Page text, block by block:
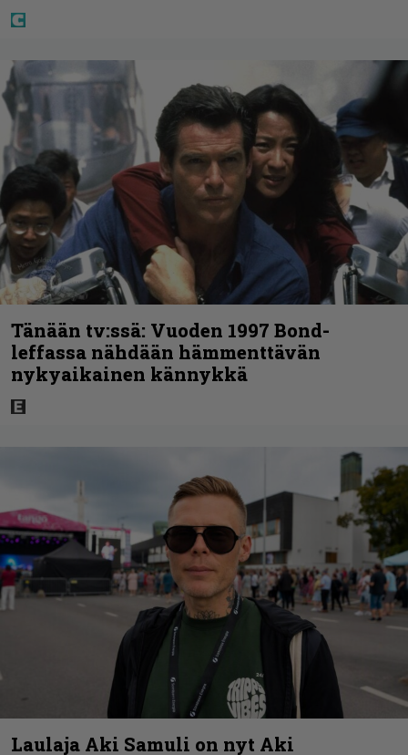
Tänään tv:ssä: Vuoden 1997 Bond-
leffassa nähdään hämmenttävän
nykyaikainen kännykkä
Laulaja Aki Samuli on nyt Aki